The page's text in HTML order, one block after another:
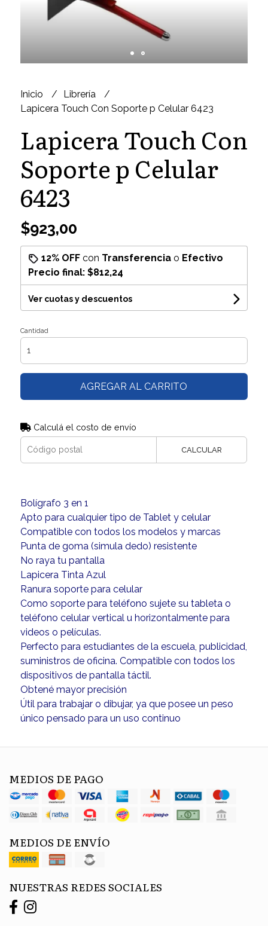
Inicio
Librería
Lapicera Touch Con Soporte p Celular 6423
Lapicera Touch Con
Soporte p Celular
6423
$923,00
12% OFFcon Transferenciao Efectivo
Precio final: $812,24
Ver cuotas y descuentos
Cantidad
AGREGAR AL CARRITO
Calculá el costo de envío
CALCULAR
Bolígrafo 3 en 1
Apto para cualquier tipo de Tablet y celular
Compatible con todos los modelos y marcas
Punta de goma (simula dedo) resistente
No raya tu pantalla
Lapicera Tinta Azul
Ranura soporte para celular
Como soporte para teléfono sujete su tableta o
teléfono celular vertical u horizontalmente para
videos o películas.
Perfecto para estudiantes de la escuela, publicidad,
suministros de oficina. Compatible con todos los
dispositivos de pantalla táctil.
Obtené mayor precisión
Útil para trabajar o dibujar, ya que posee un peso
único pensado para un uso continuo
MEDIOS DE PAGO
MEDIOS DE ENVÍO
NUESTRAS REDES SOCIALES